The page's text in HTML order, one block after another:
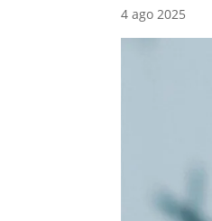
4 ago 2025